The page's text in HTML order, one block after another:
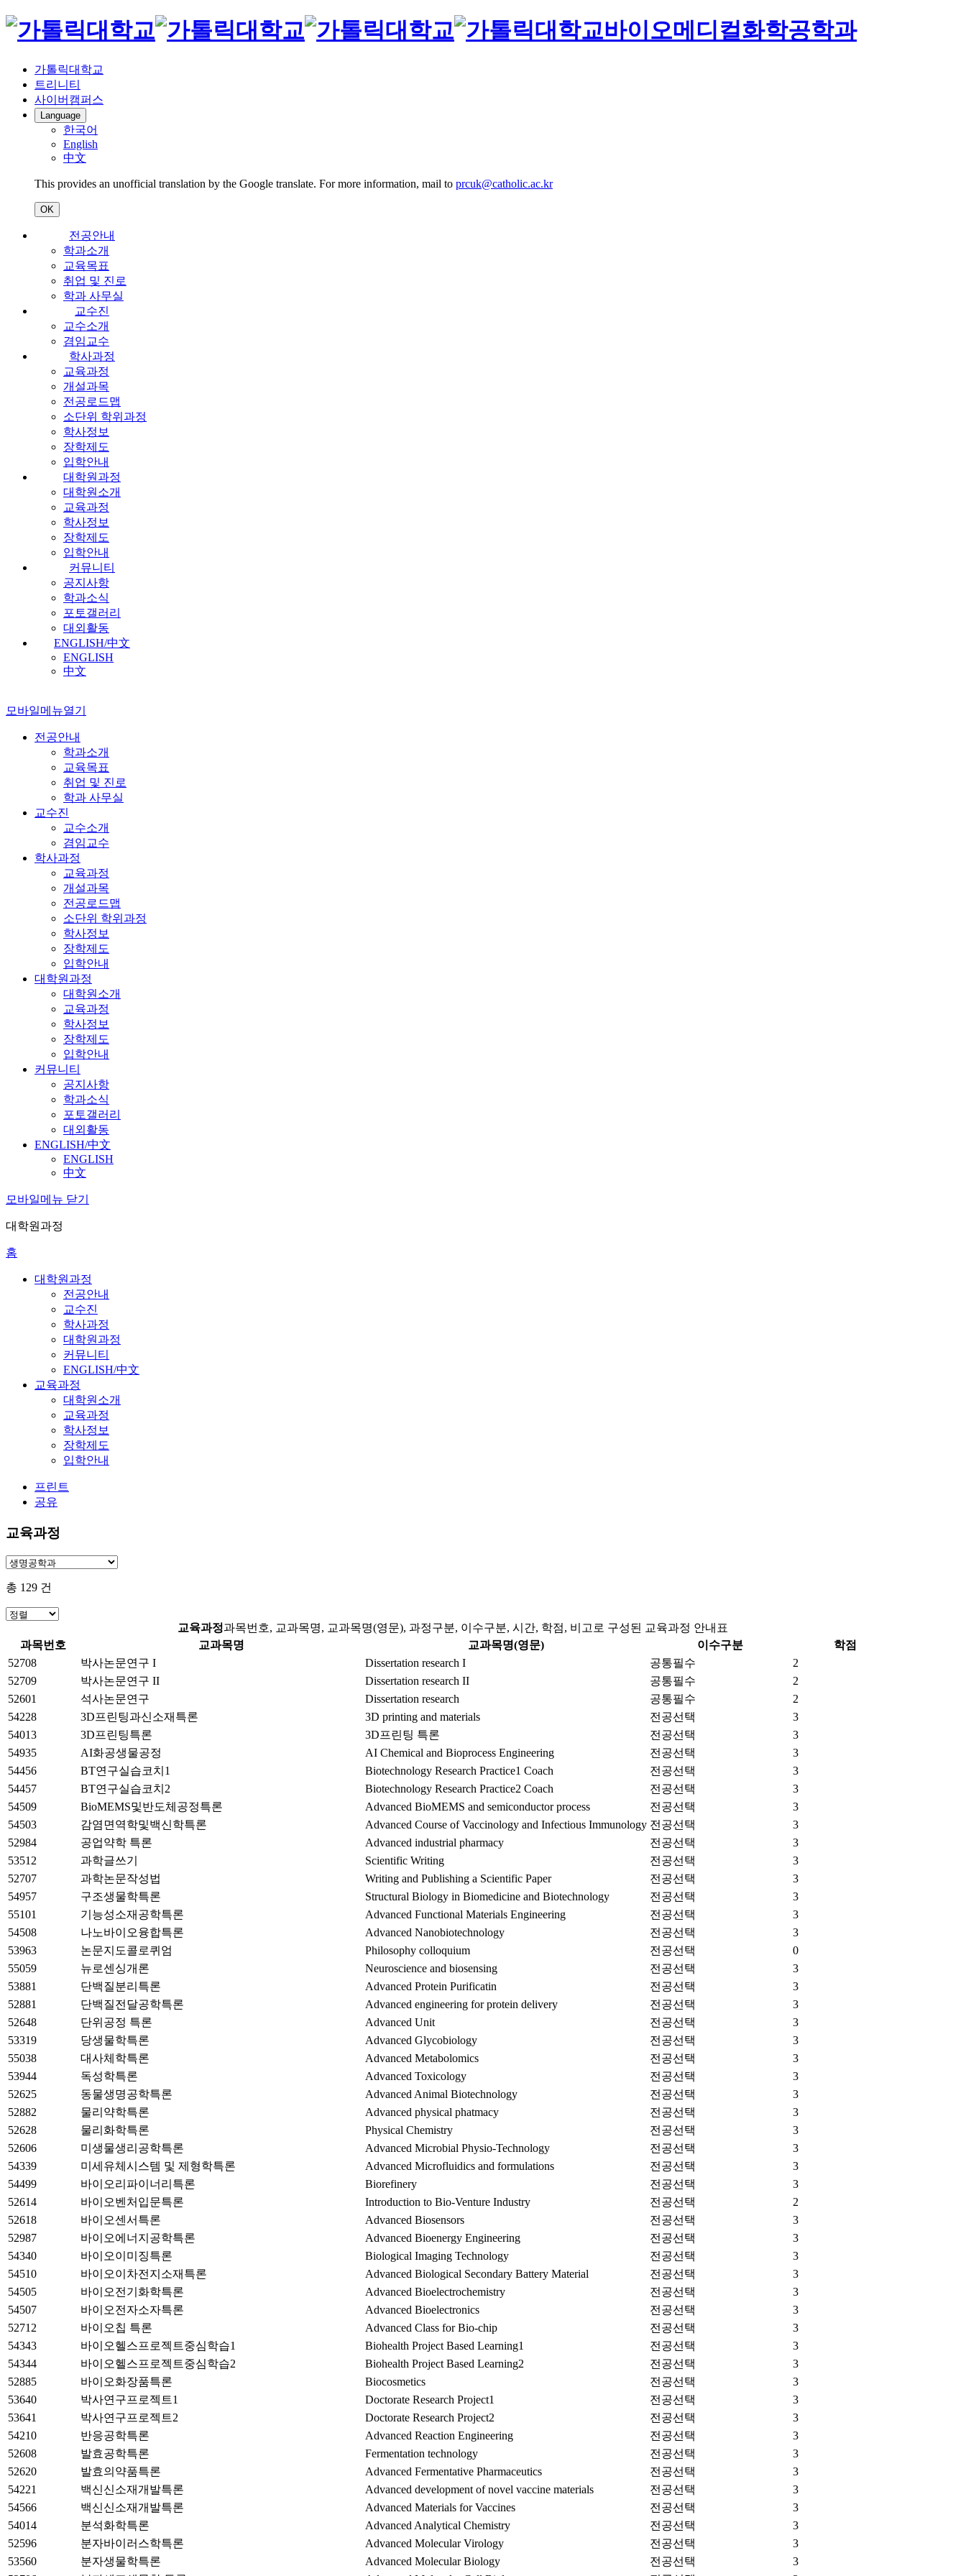
바이오메디컬화학공학과
가톨릭대학교
트리니티
사이버캠퍼스
Language
한국어
English
中文
This provides an unofficial translation by the Google translate. For more information, mail to prcuk@catholic.ac.kr
OK
전공안내
학과소개
교육목표
취업 및 진로
학과 사무실
교수진
교수소개
겸임교수
학사과정
교육과정
개설과목
전공로드맵
소단위 학위과정
학사정보
장학제도
입학안내
대학원과정
대학원소개
교육과정
학사정보
장학제도
입학안내
커뮤니티
공지사항
학과소식
포토갤러리
대외활동
ENGLISH/中文
ENGLISH
中文
모바일메뉴열기
전공안내
학과소개
교육목표
취업 및 진로
학과 사무실
교수진
교수소개
겸임교수
학사과정
교육과정
개설과목
전공로드맵
소단위 학위과정
학사정보
장학제도
입학안내
대학원과정
대학원소개
교육과정
학사정보
장학제도
입학안내
커뮤니티
공지사항
학과소식
포토갤러리
대외활동
ENGLISH/中文
ENGLISH
中文
모바일메뉴 닫기
대학원과정
홈
대학원과정
전공안내
교수진
학사과정
대학원과정
커뮤니티
ENGLISH/中文
교육과정
대학원소개
교육과정
학사정보
장학제도
입학안내
프린트
공유
교육과정
총 129 건
교육과정과목번호, 교과목명, 교과목명(영문), 과정구분, 이수구분, 시간, 학점, 비고로 구성된 교육과정 안내표
과목번호
교과목명 교과목명(영문) 이수구분
학점
52708
박사논문연구 I Dissertation research I 공통필수
2
52709
박사논문연구 II Dissertation research II 공통필수
2
52601
석사논문연구 Dissertation research 공통필수
2
54228
3D프린팅과신소재특론 3D printing and materials 전공선택
3
54013
3D프린팅특론 3D프린팅 특론 전공선택
3
54935
AI화공생물공정 AI Chemical and Bioprocess Engineering 전공선택
3
54456
BT연구실습코치1 Biotechnology Research Practice1 Coach 전공선택
3
54457
BT연구실습코치2 Biotechnology Research Practice2 Coach 전공선택
3
54509
BioMEMS및반도체공정특론 Advanced BioMEMS and semiconductor process 전공선택
3
54503
감염면역학및백신학특론 Advanced Course of Vaccinology and Infectious Immunology 전공선택
3
52984
공업약학 특론 Advanced industrial pharmacy 전공선택
3
53512
과학글쓰기 Scientific Writing 전공선택
3
52707
과학논문작성법 Writing and Publishing a Scientific Paper 전공선택
3
54957
구조생물학특론 Structural Biology in Biomedicine and Biotechnology 전공선택
3
55101
기능성소재공학특론 Advanced Functional Materials Engineering 전공선택
3
54508
나노바이오융합특론 Advanced Nanobiotechnology 전공선택
3
53963
논문지도콜로퀴엄 Philosophy colloquium 전공선택
0
55059
뉴로센싱개론 Neuroscience and biosensing 전공선택
3
53881
단백질분리특론 Advanced Protein Purificatin 전공선택
3
52881
단백질전달공학특론 Advanced engineering for protein delivery 전공선택
3
52648
단위공정 특론 Advanced Unit 전공선택
3
53319
당생물학특론 Advanced Glycobiology 전공선택
3
55038
대사체학특론 Advanced Metabolomics 전공선택
3
53944
독성학특론 Advanced Toxicology 전공선택
3
52625
동물생명공학특론 Advanced Animal Biotechnology 전공선택
3
52882
물리약학특론 Advanced physical phatmacy 전공선택
3
52628
물리화학특론 Physical Chemistry 전공선택
3
52606
미생물생리공학특론 Advanced Microbial Physio-Technology 전공선택
3
54339
미세유체시스템 및 제형학특론 Advanced Microfluidics and formulations 전공선택
3
54499
바이오리파이너리특론 Biorefinery 전공선택
3
52614
바이오벤처입문특론 Introduction to Bio-Venture Industry 전공선택
2
52618
바이오센서특론 Advanced Biosensors 전공선택
3
52987
바이오에너지공학특론 Advanced Bioenergy Engineering 전공선택
3
54340
바이오이미징특론 Biological Imaging Technology 전공선택
3
54510
바이오이차전지소재특론 Advanced Biological Secondary Battery Material 전공선택
3
54505
바이오전기화학특론 Advanced Bioelectrochemistry 전공선택
3
54507
바이오전자소자특론 Advanced Bioelectronics 전공선택
3
52712
바이오칩 특론 Advanced Class for Bio-chip 전공선택
3
54343
바이오헬스프로젝트중심학습1 Biohealth Project Based Learning1 전공선택
3
54344
바이오헬스프로젝트중심학습2 Biohealth Project Based Learning2 전공선택
3
52885
바이오화장품특론 Biocosmetics 전공선택
3
53640
박사연구프로젝트1 Doctorate Research Project1 전공선택
3
53641
박사연구프로젝트2 Doctorate Research Project2 전공선택
3
54210
반응공학특론 Advanced Reaction Engineering 전공선택
3
52608
발효공학특론 Fermentation technology 전공선택
3
52620
발효의약품특론 Advanced Fermentative Pharmaceutics 전공선택
3
54221
백신신소재개발특론 Advanced development of novel vaccine materials 전공선택
3
54566
백신신소재개발특론 Advanced Materials for Vaccines 전공선택
3
54014
분석화학특론 Advanced Analytical Chemistry 전공선택
3
52596
분자바이러스학특론 Advanced Molecular Virology 전공선택
3
53560
분자생물학특론 Advanced Molecular Biology 전공선택
3